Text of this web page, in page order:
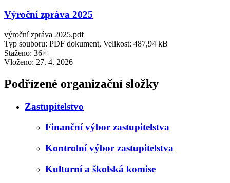
Výroční zpráva 2025
výroční zpráva 2025.pdf
Typ souboru: PDF dokument, Velikost: 487,94 kB
Staženo: 36×
Vloženo: 27. 4. 2026
Podřízené organizační složky
Zastupitelstvo
Finanční výbor zastupitelstva
Kontrolní výbor zastupitelstva
Kulturní a školská komise